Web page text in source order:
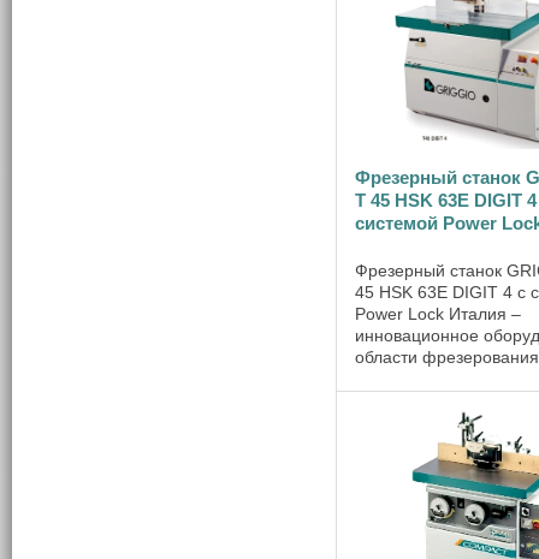
выпускаемой
Фрезерный станок
Т 45 HSK 63E DIGIT
системой Power
Фрезерный станок
45 HSK 63E DIGIT 4 с
Power Lock Италия –
инновационное
области
Ни каждый станок
похвастаться
осевого ...